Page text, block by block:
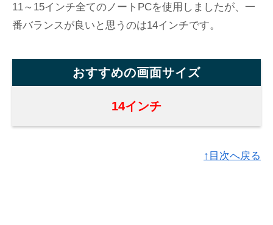
11～15インチ全てのノートPCを使用しましたが、一
番バランスが良いと思うのは14インチです。
おすすめの画面サイズ
14インチ
↑目次へ戻る